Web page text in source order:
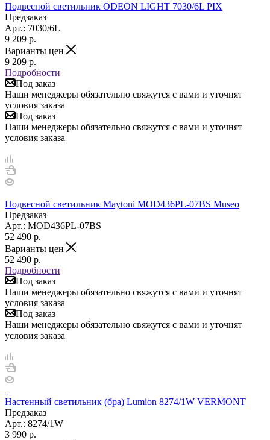
Подвесной светильник ODEON LIGHT 7030/6L PIX
Предзаказ
Арт.: 7030/6L
9 209 р.
Варианты цен
9 209 р.
Подробности
Под заказ
Наши менеджеры обязательно свяжутся с вами и уточнят
условия заказа
Под заказ
Наши менеджеры обязательно свяжутся с вами и уточнят
условия заказа
Подвесной светильник Maytoni MOD436PL-07BS Museo
Предзаказ
Арт.: MOD436PL-07BS
52 490 р.
Варианты цен
52 490 р.
Подробности
Под заказ
Наши менеджеры обязательно свяжутся с вами и уточнят
условия заказа
Под заказ
Наши менеджеры обязательно свяжутся с вами и уточнят
условия заказа
Настенный светильник (бра) Lumion 8274/1W VERMONT
Предзаказ
Арт.: 8274/1W
3 990 р.